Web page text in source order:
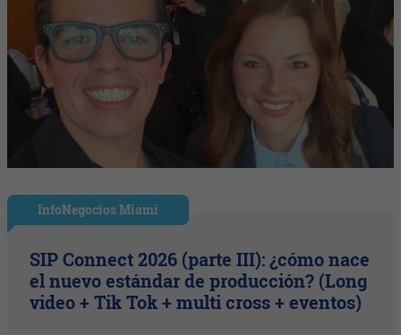
InfoNegocios Miami
SIP Connect 2026 (parte III): ¿cómo nace
el nuevo estándar de producción? (Long
video + Tik Tok + multi cross + eventos)